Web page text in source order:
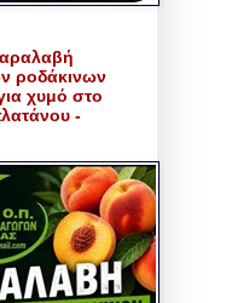
ροδάκινων
χυμό στο
-